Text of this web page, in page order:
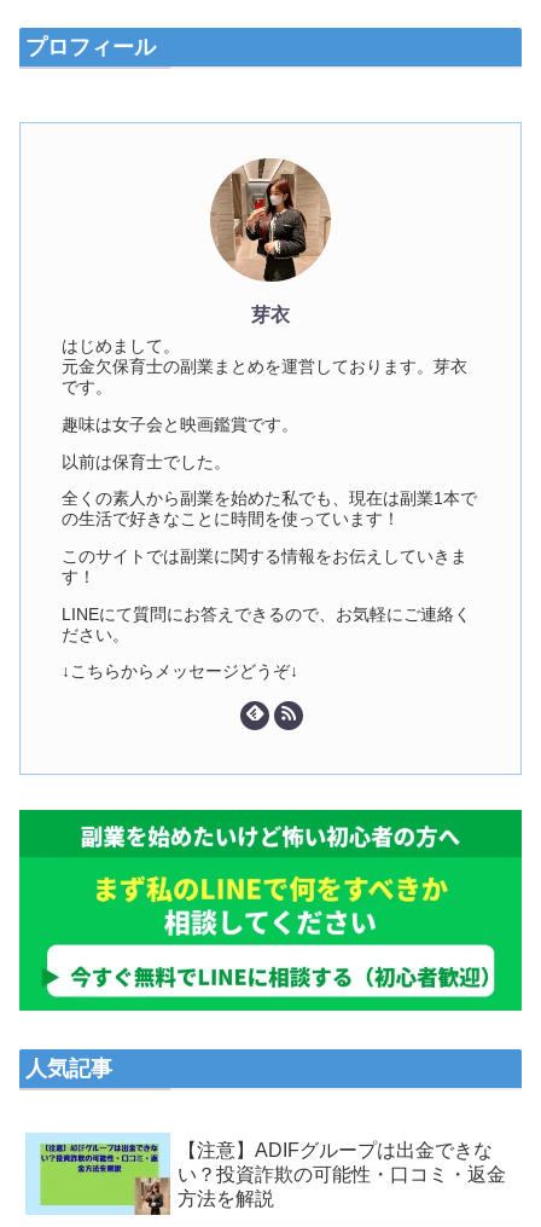
プロフィール
芽衣
はじめまして。
元金欠保育士の副業まとめを運営しております。芽衣
です。
趣味は女子会と映画鑑賞です。
以前は保育士でした。
全くの素人から副業を始めた私でも、現在は副業1本で
の生活で好きなことに時間を使っています！
このサイトでは副業に関する情報をお伝えしていきま
す！
LINEにて質問にお答えできるので、お気軽にご連絡く
ださい。
↓こちらからメッセージどうぞ↓
人気記事
【注意】ADIFグループは出金できな
い？投資詐欺の可能性・口コミ・返金
方法を解説